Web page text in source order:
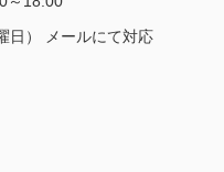
日） メールにて対応